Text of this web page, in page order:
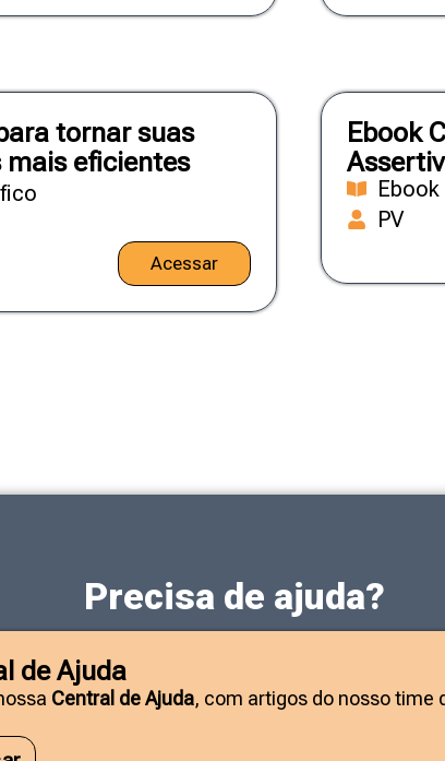
tornar suas
mais eficientes
Acessar
Ebook
Ebook
PV
Precisa de ajuda?
de Ajuda
Central de Ajuda, com artigos do nosso time